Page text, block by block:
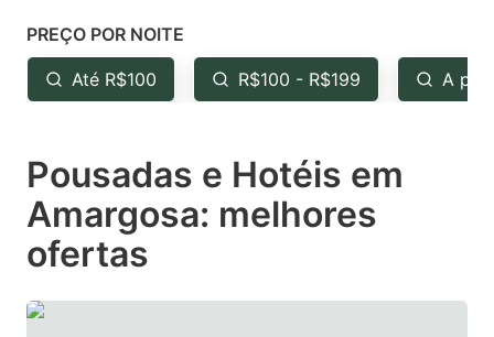
Press
the
question
key
to
get
the
keyboard
the
question
key
to
keyboard
PREÇO POR NOITE
Até R$100 R$100 - R$199 A
Pousadas e Hotéis em
Amargosa: melhores
ofertas